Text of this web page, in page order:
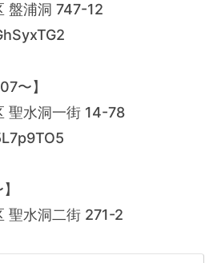
盤浦洞 747-12
〜】
聖水洞一街 14-78
聖水洞二街 271-2